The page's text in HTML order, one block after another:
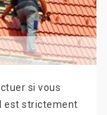
si vous
est strictement